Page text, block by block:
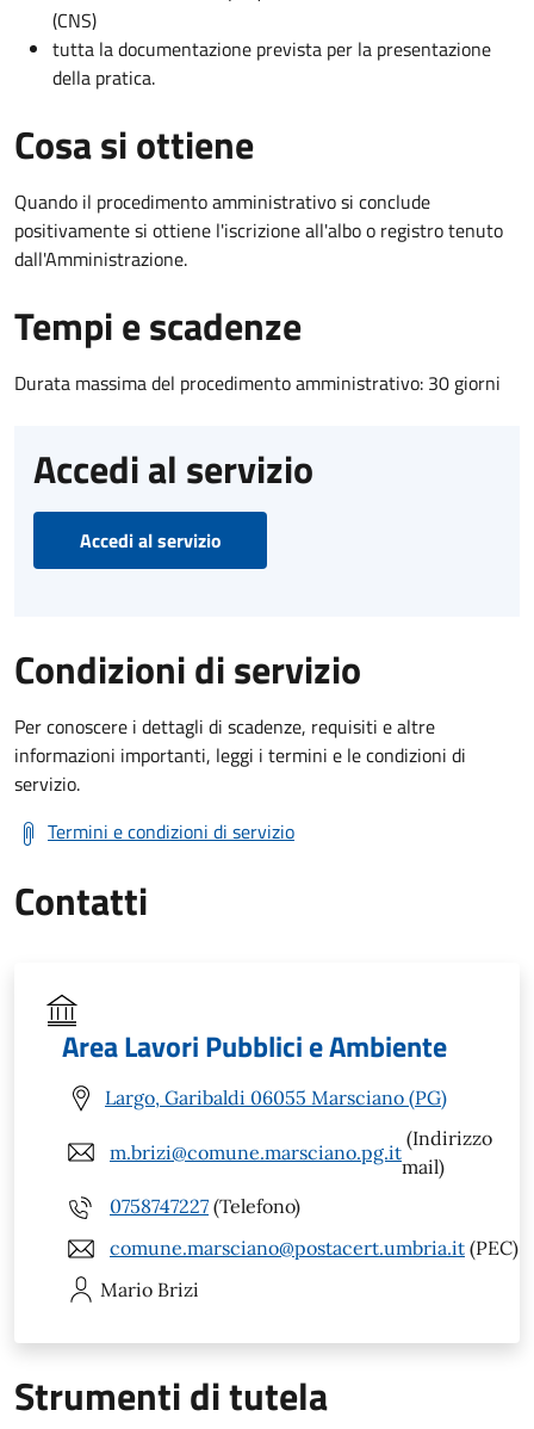
(CNS)
tutta la documentazione prevista per la presentazione
della pratica.
Cosa si ottiene
Quando il procedimento amministrativo si conclude
positivamente si ottiene l'iscrizione all'albo o registro tenuto
dall'Amministrazione.
Tempi e scadenze
Durata massima del procedimento amministrativo: 30 giorni
Accedi al servizio
Accedi al servizio
Condizioni di servizio
Per conoscere i dettagli di scadenze, requisiti e altre
informazioni importanti, leggi i termini e le condizioni di
servizio.
Termini e condizioni di servizio
Contatti
Area Lavori Pubblici e Ambiente
Largo, Garibaldi 06055 Marsciano (PG)
m.brizi@comune.marsciano.pg.it
(Indirizzo
mail)
0758747227 (Telefono)
comune.marsciano@postacert.umbria.it (PEC)
Mario Brizi
Strumenti di tutela